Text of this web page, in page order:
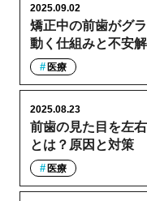
矯正中の前歯がグ
動く仕組みと不安
2025.09.02
医療
前歯の見た目を左
とは？原因と対策
2025.08.23
医療